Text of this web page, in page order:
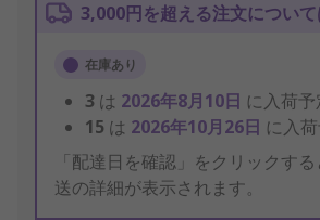
3,000円を超える注文につい
在庫あり
3 は 2026年8月10日 に入荷予
15 は 2026年10月26日 に入
「配達日を確認」をクリックす
送の詳細が表示されます。